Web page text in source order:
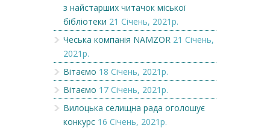
з найстарших читачок міської
бібліотеки 21 Січень, 2021р.
Чеська компанія NAMZOR 21 Січень,
2021р.
Вітаємо 18 Січень, 2021р.
Вітаємо 17 Січень, 2021р.
Вилоцька селищна рада оголошує
конкурс 16 Січень, 2021р.